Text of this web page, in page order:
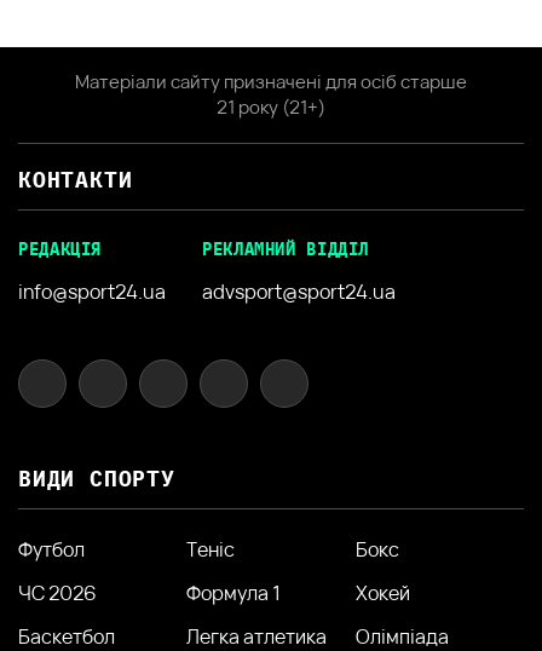
Матеріали сайту призначені для осіб старше
21 року (21+)
КОНТАКТИ
РЕДАКЦІЯ
info@sport24.ua
РЕКЛАМНИЙ ВІДДІЛ
advsport@sport24.ua
ВИДИ СПОРТУ
Футбол Теніс
Бокс
ЧС 2026
Формула 1
Хокей
Баскетбол
Легка атлетика
Олімпіада